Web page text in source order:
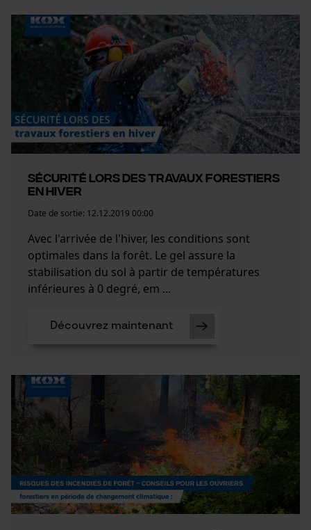
Sécurité lors des travaux forestiers
en hiver
Date de sortie: 12.12.2019 00:00
Avec l'arrivée de l'hiver, les conditions sont
optimales dans la forêt. Le gel assure la
stabilisation du sol à partir de températures
inférieures à 0 degré, em ...
Découvrez maintenant